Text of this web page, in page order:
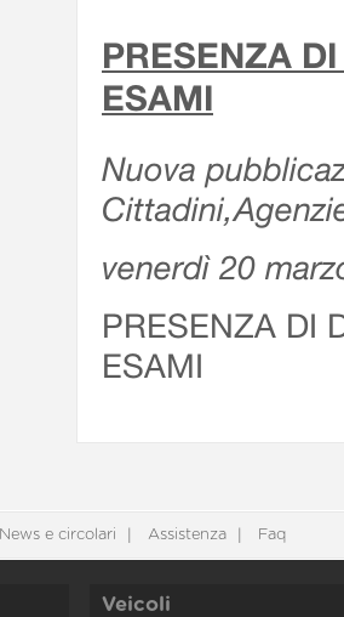
PRESENZA
ESAMI
Nuova
venerdì 20
PRESENZA DI
ESAMI
News e circolari Assistenza Faq
Veicoli